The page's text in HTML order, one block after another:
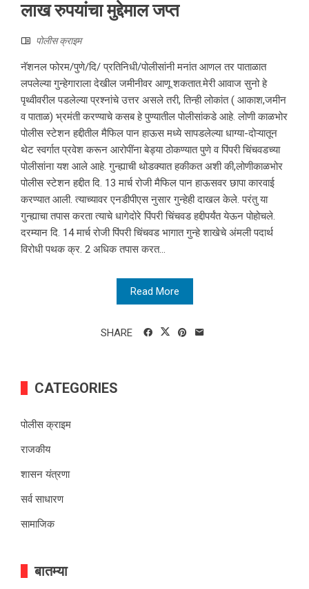
लाख रुपयांचा मुद्देमाल जप्त
पोलीस क्राइम
नॅशनल फोरम/पुणे/दि/ प्रतिनिधी/पोलीसांनी मनांत आणल तर पाताळात
लपलेल्या गुन्हेगाराला देखील जमीनीवर आणू शकतात.मेरी आवाज सुनो हे
पृथ्वीवरील पडलेल्या प्रश्नांचे उत्तर असले तरी, तिन्ही लोकांत ( आकाश,जमीन
व पाताळ) भ्रमंती करण्याचे कसब हे पुण्यातील पोलीसांकडे आहे. लोणी काळभोर
पोलीस स्टेशन हद्दीतील मैफिल पान हाऊस मध्ये सापडलेल्या धाग्या-दोऱ्यातून
थेट स्वर्गात प्रवेश करून आरोपींना बेड्या ठोकण्यात पुणे व पिंपरी चिंचवडच्या
पोलीसांना यश आले आहे. गुन्ह्याची थोडक्यात हकीकत अशी की,लोणीकाळभोर
पोलीस स्टेशन हद्दीत दि. 13 मार्च रोजी मैफिल पान हाऊसवर छापा कारवाई
करण्यात आली. त्याच्यावर एनडीपीएस नुसार गुन्हेही दाखल केले. परंतु या
गुन्ह्याचा तपास करता त्याचे धागेदोरे पिंपरी चिंचवड हद्दीपर्यंत येऊन पोहोचले.
दरम्यान दि. 14 मार्च रोजी पिंपरी चिंचवड भागात गुन्हे शाखेचे अंमली पदार्थ
विरोधी पथक क्र. 2 अधिक तपास करत...
Read More
SHARE
CATEGORIES
पोलीस क्राइम
राजकीय
शासन यंत्रणा
सर्व साधारण
सामाजिक
बातम्या